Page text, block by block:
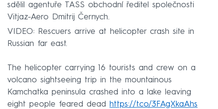
sdělil agentuře TASS obchodní ředitel společnosti
Vitjaz-Aero Dmitrij Černych.
VIDEO: Rescuers arrive at helicopter crash site in
Russian far east.
The helicopter carrying 16 tourists and crew on a
volcano sightseeing trip in the mountainous
Kamchatka peninsula crashed into a lake leaving
eight people feared dead
https://t.co/3FAgXkaAhs